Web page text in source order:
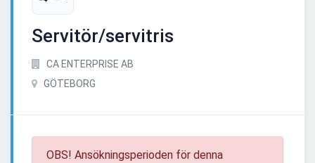
Servitör/servitris
CA ENTERPRISE AB
GÖTEBORG
OBS! Ansökningsperioden för denna